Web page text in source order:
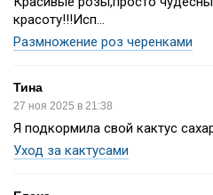
красоту!!!Исп...
Размножение роз черенками
Тина
27 ноя 2025 в 21:38
Я подкормила свой кактус
Уход за кактусами